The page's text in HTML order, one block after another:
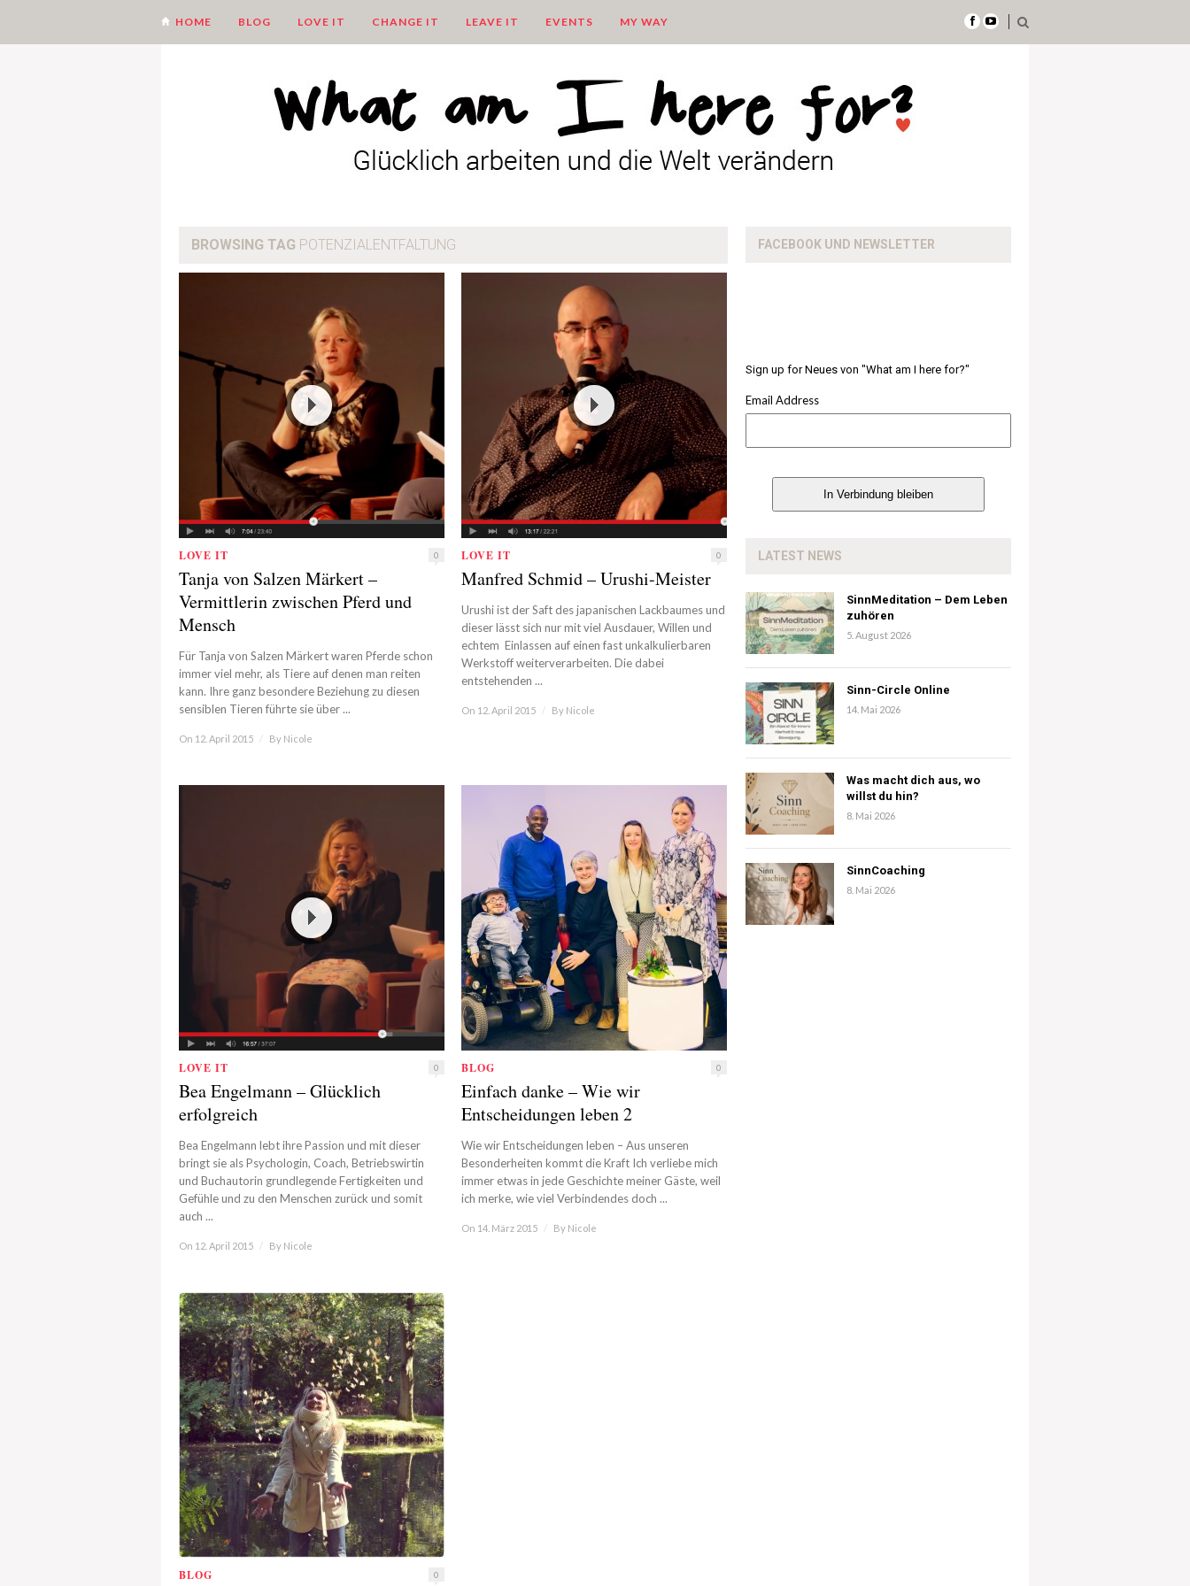
HOME BLOG LOVE IT CHANGE IT LEAVE IT EVENTS MY WAY
BROWSING TAG POTENZIALENTFALTUNG
LOVE IT 0
Tanja von Salzen Märkert –
Vermittlerin zwischen Pferd und
Mensch
Für Tanja von Salzen Märkert waren Pferde schon
immer viel mehr, als Tiere auf denen man reiten
kann. Ihre ganz besondere Beziehung zu diesen
sensiblen Tieren führte sie über ...
On 12. April 2015 / By Nicole
LOVE IT 0
Manfred Schmid – Urushi-Meister
Urushi ist der Saft des japanischen Lackbaumes und
dieser lässt sich nur mit viel Ausdauer, Willen und
echtem Einlassen auf einen fast unkalkulierbaren
Werkstoff weiterverarbeiten. Die dabei
entstehenden ...
On 12. April 2015 / By Nicole
LOVE IT 0
Bea Engelmann – Glücklich
erfolgreich
Bea Engelmann lebt ihre Passion und mit dieser
bringt sie als Psychologin, Coach, Betriebswirtin
und Buchautorin grundlegende Fertigkeiten und
Gefühle und zu den Menschen zurück und somit
auch ...
On 12. April 2015 / By Nicole
BLOG 0
Einfach danke – Wie wir
Entscheidungen leben 2
Wie wir Entscheidungen leben – Aus unseren
Besonderheiten kommt die Kraft Ich verliebe mich
immer etwas in jede Geschichte meiner Gäste, weil
ich merke, wie viel Verbindendes doch ...
On 14. März 2015 / By Nicole
BLOG 0
FACEBOOK UND NEWSLETTER
Sign up for Neues von "What am I here for?"
Email Address
LATEST NEWS
SinnMeditation – Dem Leben
zuhören
5. August 2026
Sinn-Circle Online
14. Mai 2026
Was macht dich aus, wo
willst du hin?
8. Mai 2026
SinnCoaching
8. Mai 2026